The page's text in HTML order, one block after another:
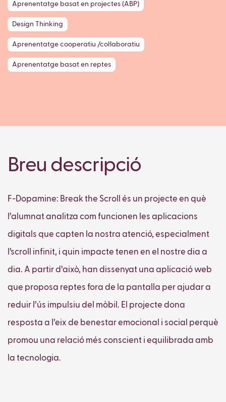
Aprenentatge basat en projectes (ABP)
Design Thinking
Aprenentatge cooperatiu /col·laboratiu
Aprenentatge basat en reptes
Breu descripció
F-Dopamine: Break the Scroll és un projecte en què
l’alumnat analitza com funcionen les aplicacions
digitals que capten la nostra atenció, especialment
l’scroll infinit, i quin impacte tenen en el nostre dia a
dia. A partir d’això, han dissenyat una aplicació web
que proposa reptes fora de la pantalla per ajudar a
reduir l’ús impulsiu del mòbil. El projecte dona
resposta a l’eix de benestar emocional i social perquè
promou una relació més conscient i equilibrada amb
la tecnologia.